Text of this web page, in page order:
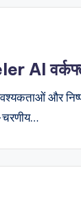
AI
और
चरणीय…